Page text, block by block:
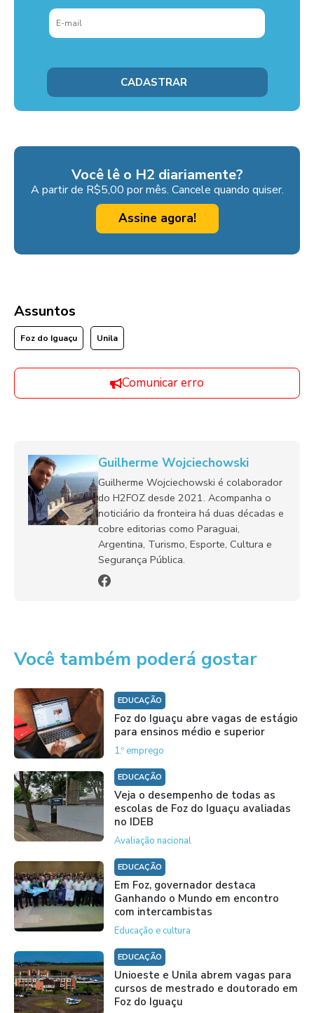
Você lê o H2 diariamente?
A partir de R$5,00 por mês. Cancele quando quiser.
Assine agora!
Assuntos
Foz do Iguaçu Unila
Comunicar erro
Guilherme Wojciechowski
Guilherme Wojciechowski é colaborador
do H2FOZ desde 2021. Acompanha o
noticiário da fronteira há duas décadas e
cobre editorias como Paraguai,
Argentina, Turismo, Esporte, Cultura e
Segurança Pública.
Você também poderá gostar
EDUCAÇÃO
Foz do Iguaçu abre vagas de estágio
para ensinos médio e superior
1.º emprego
EDUCAÇÃO
Veja o desempenho de todas as
escolas de Foz do Iguaçu avaliadas
no IDEB
Avaliação nacional
EDUCAÇÃO
Em Foz, governador destaca
Ganhando o Mundo em encontro
com intercambistas
Educação e cultura
EDUCAÇÃO
Unioeste e Unila abrem vagas para
cursos de mestrado e doutorado em
Foz do Iguaçu